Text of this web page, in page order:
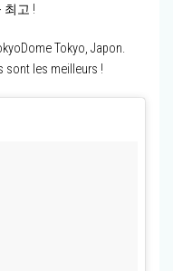
최고 !
Tokyo, Japon.
sont les meilleurs !